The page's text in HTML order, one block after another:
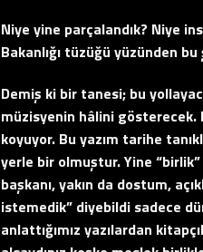
Niye yine parçalandık? Niye
Bakanlığı tüzüğü yüzünden
Demiş ki bir tanesi; bu
müzisyenin hâlini
koyuyor. Bu yazım tarihe
yerle bir olmuştur. Yine
başkanı, yakın da dostum,
istemedik” diyebildi sadece
anlattığımız yazılardan